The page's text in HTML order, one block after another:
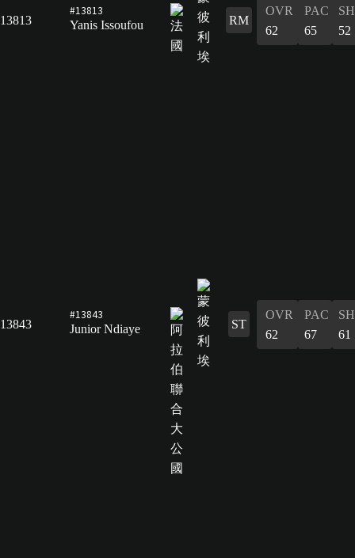
13813
#13813
Yanis Issoufou
RM
OVR
62
PAC
65
52
13843
#13843
Junior Ndiaye
ST
OVR
62
PAC
67
61